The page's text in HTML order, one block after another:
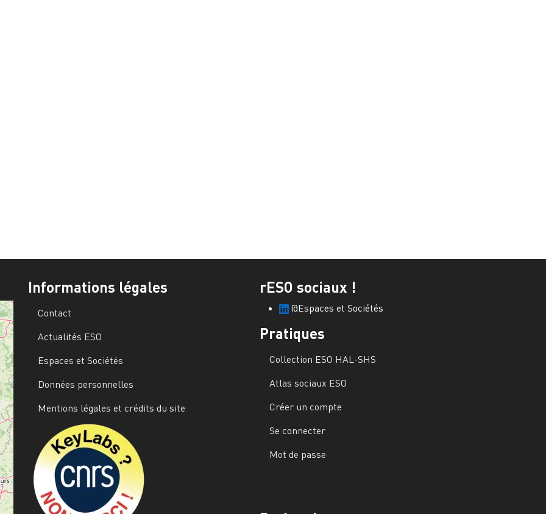
Informations légales
Contact
Actualités ESO
Espaces et Sociétés
Données personnelles
Mentions légales et crédits du site
rESO sociaux !
@Espaces et Sociétés
Pratiques
Collection ESO HAL-SHS
Atlas sociaux ESO
Créer un compte
Se connecter
Mot de passe